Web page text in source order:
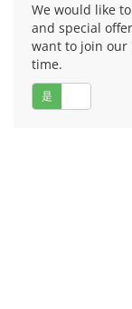
We would like
and special
want to join our
time.
是